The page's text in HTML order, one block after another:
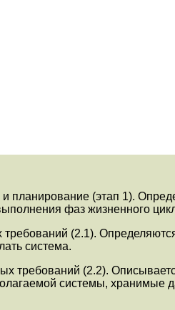
и планирование (этап 1).
фаз жизненного
(2.1).
система.
требований (2.2).
системы, хранимые